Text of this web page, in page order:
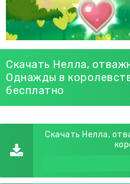
Скачать Нелла,
Однажды в
бесплатно
Скачать Нелла,